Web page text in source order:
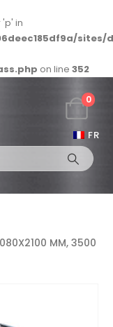
in
on line 352
FR
0
MM, 3500